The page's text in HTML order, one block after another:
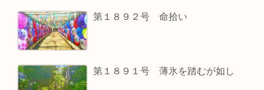
第１８９２号 命拾い
第１８９１号 薄氷を踏むが如し